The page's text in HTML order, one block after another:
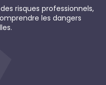
risques professionnels,
les dangers